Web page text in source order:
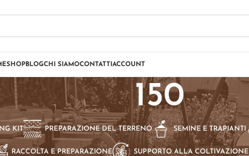
SHOP BLOGCHI SIAMOCONTATTI ACCOUNT
150
KIT PREPARAZIONE DEL TERRENO SEMINE E TRAPIANTI
RACCOLTA E PREPARAZIONE SUPPORTO ALLA COLTIVAZIONE